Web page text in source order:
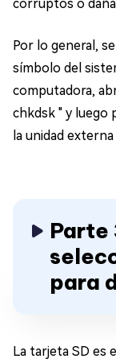
corruptos o
Por lo general,
símbolo del
computadora,
chkdsk " y luego
la unidad
Parte
para
La tarjeta SD es